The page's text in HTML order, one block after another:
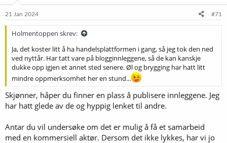
e
21 Jan 2024 #71
Holmentoppen skrev:
Ja, det koster litt å ha handelsplattformen i gang, så jeg tok den ned
ved nyttår. Har tatt vare på blogginnleggene, så de kan kanskje
dukke opp igjen et annet sted senere. Øl og brygging har hatt litt
mindre oppmerksomhet her en stund...
Skjønner, håper du finner en plass å publisere innleggene. Jeg
har hatt glede av de og hyppig lenket til andre.
Antar du vil undersøke om det er mulig å få et samarbeid
med en kommersiell aktør. Dersom det ikke lykkes, har vi jo